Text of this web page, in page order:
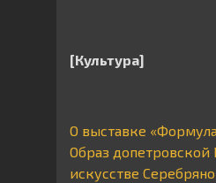
[Культура]
О выставке
Образ допетровской
искусстве